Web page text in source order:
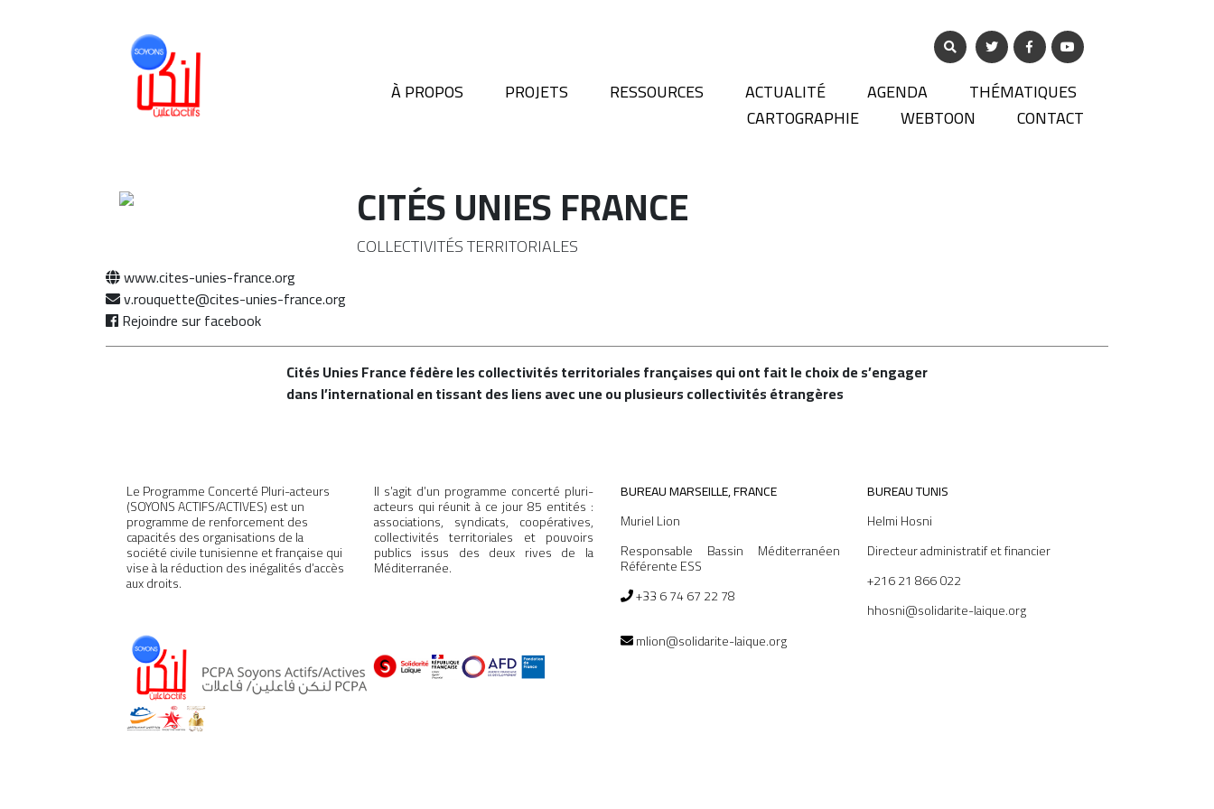
À PROPOS PROJETS RESSOURCES ACTUALITÉ AGENDA
THÉMATIQUES
CARTOGRAPHIE
WEBTOON CONTACT
CITÉS UNIES FRANCE
COLLECTIVITÉS TERRITORIALES
www.cites-unies-france.org
v.rouquette@cites-unies-france.org
Rejoindre sur facebook
Cités Unies France fédère les collectivités territoriales françaises qui ont fait le choix de s’engager
dans l’international en tissant des liens avec une ou plusieurs collectivités étrangères
Le Programme Concerté Pluri-acteurs
(SOYONS ACTIFS/ACTIVES) est un
programme de renforcement des
capacités des organisations de la
société civile tunisienne et française qui
vise à la réduction des inégalités d’accès
aux droits.
Il s’agit d’un programme concerté pluri-
acteurs qui réunit à ce jour 85 entités :
associations, syndicats, coopératives,
collectivités territoriales et pouvoirs
publics issus des deux rives de la
Méditerranée.
BUREAU MARSEILLE, FRANCE
Muriel Lion
Responsable Bassin Méditerranéen
Référente ESS
+33 6 74 67 22 78
mlion@solidarite-laique.org
BUREAU TUNIS
Helmi Hosni
Directeur administratif et financier
+216 21 866 022
hhosni@solidarite-laique.org